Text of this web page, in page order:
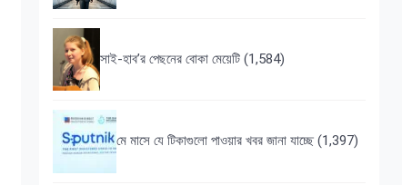
সাই-হাব’র পেছনের বোকা মেয়েটি (1,584)
মে মাসে যে টিকাগুলো পাওয়ার খবর জানা যাচ্ছে (1,397)